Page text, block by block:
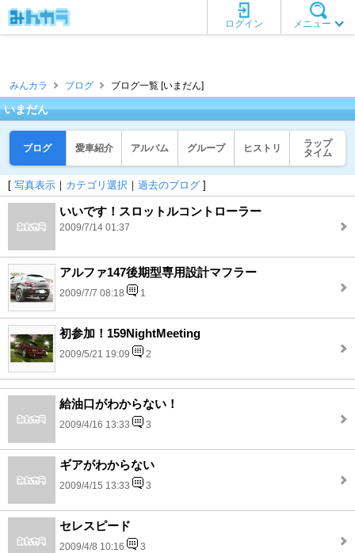
メニュー
ログイン
みんカラ ブログ ブログ一覧 [いまだん]
いまだん
ブログ 愛車紹介 アルバム グループ ヒストリ
ラップ
タイム
[ 写真表示 ｜ カテゴリ選択 ｜ 過去のブログ ]
いいです！スロットルコントローラー
2009/7/14 01:37
アルファ147後期型専用設計マフラー
2009/7/7 08:18 1
初参加！159NightMeeting
2009/5/21 19:09 2
給油口がわからない！
2009/4/16 13:33 3
ギアがわからない
2009/4/15 13:33 3
セレスピード
2009/4/8 10:16 3